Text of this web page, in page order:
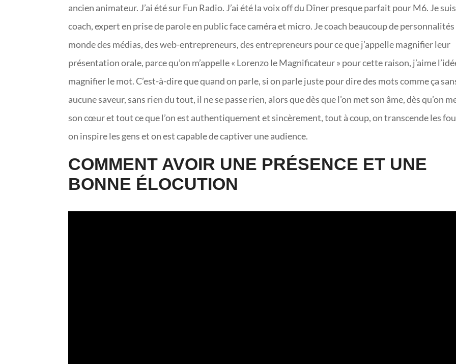
ancien animateur. J’ai été sur Fun Radio. J’ai été la voix off du Dîner presque parfait pour M6. Je suis
coach, expert en prise de parole en public face caméra et micro. Je coach beaucoup de
monde des médias, des web-entrepreneurs, des entrepreneurs pour ce que j’appelle magnifier leur
présentation orale, parce qu’on m’appelle « Lorenzo le Magnificateur » pour cette raison, j’aime
magnifier le mot. C’est-à-dire que quand on parle, si on parle juste pour dire des mots comme ça
aucune saveur, sans rien du tout, il ne se passe rien, alors que dès que l’on met son âme, dès qu’on
son cœur et tout ce que l’on est authentiquement et sincèrement, tout à coup, on transcende les
on inspire les gens et on est capable de captiver une audience.
COMMENT AVOIR UNE PRÉSENCE ET UNE
BONNE ÉLOCUTION